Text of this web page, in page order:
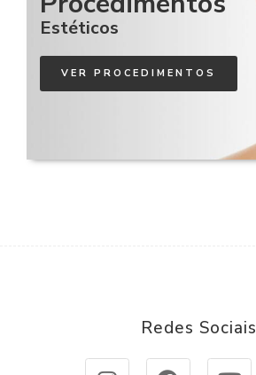
Estéticos
VER PROCEDIMENTOS
Redes Sociais